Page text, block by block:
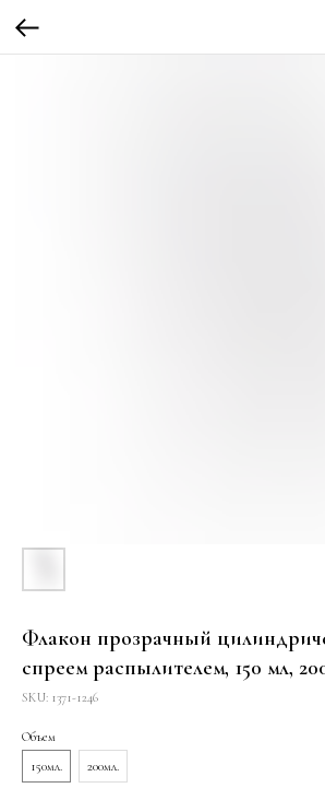
Флакон прозрачный
спреем распылителем, 150 мл,
SKU: 1371-1246
Объем
150мл.
200мл.